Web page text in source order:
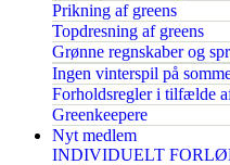
Prikning af greens
Topdresning af greens
Grønne regnskaber og
Ingen vinterspil på
Forholdsregler i tilfælde
Greenkeepere
Nyt medlem
INDIVIDUELT